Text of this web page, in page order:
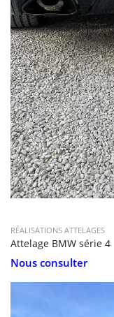
RÉALISATIONS ATTELAGES
Attelage BMW série 4
Nous consulter